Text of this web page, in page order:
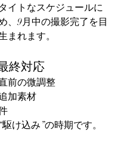
イトなスケジュールに
、9月中の撮影完了を目
まれます。
終対応
前の微調整
加素材
け込み”の時期です。